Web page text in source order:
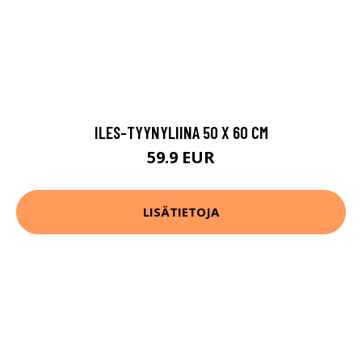
ILES-TYYNYLIINA 50 X 60 CM
59.9 EUR
LISÄTIETOJA